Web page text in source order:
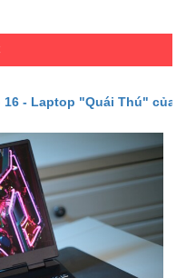
16 - Laptop "Quái Thú" của